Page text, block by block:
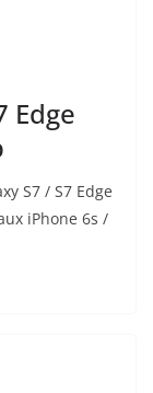
Edge
S7 / S7 Edge
iPhone 6s /